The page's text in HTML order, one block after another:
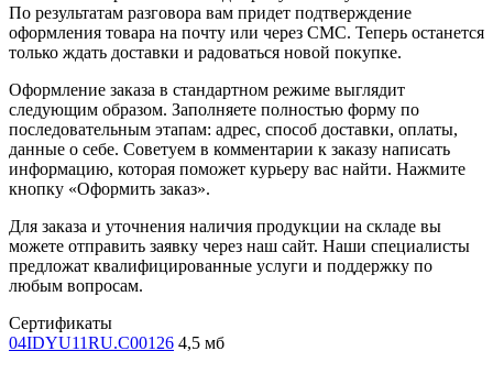
По результатам разговора вам придет подтверждение
оформления товара на почту или через СМС. Теперь останется
только ждать доставки и радоваться новой покупке.
Оформление заказа в стандартном режиме выглядит
следующим образом. Заполняете полностью форму по
последовательным этапам: адрес, способ доставки, оплаты,
данные о себе. Советуем в комментарии к заказу написать
информацию, которая поможет курьеру вас найти. Нажмите
кнопку «Оформить заказ».
Для заказа и уточнения наличия продукции на складе вы
можете отправить заявку через наш сайт. Наши специалисты
предложат квалифицированные услуги и поддержку по
любым вопросам.
Сертификаты
04IDYU11RU.C00126 4,5 мб